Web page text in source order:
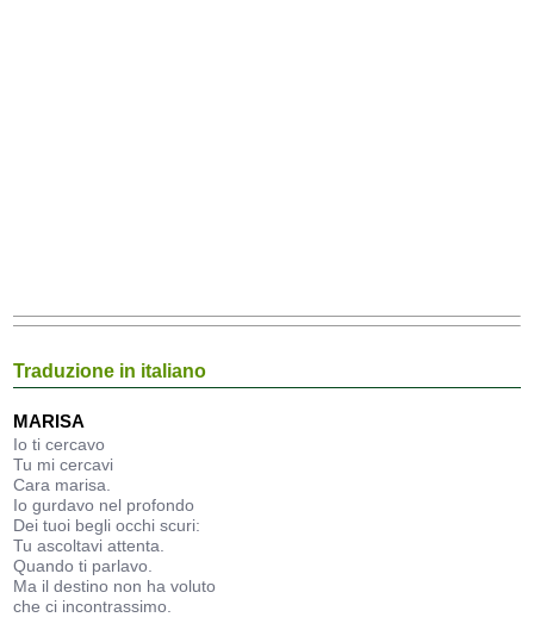
Traduzione in italiano
MARISA
Io ti cercavo
Tu mi cercavi
Cara marisa.
Io gurdavo nel profondo
Dei tuoi begli occhi scuri:
Tu ascoltavi attenta.
Quando ti parlavo.
Ma il destino non ha voluto
che ci incontrassimo.